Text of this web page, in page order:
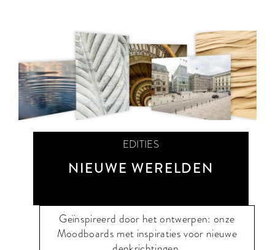
EDITIES
NIEUWE WERELDEN
Geïnspireerd door het ontwerpen: onze
Moodboards met inspiraties voor nieuwe